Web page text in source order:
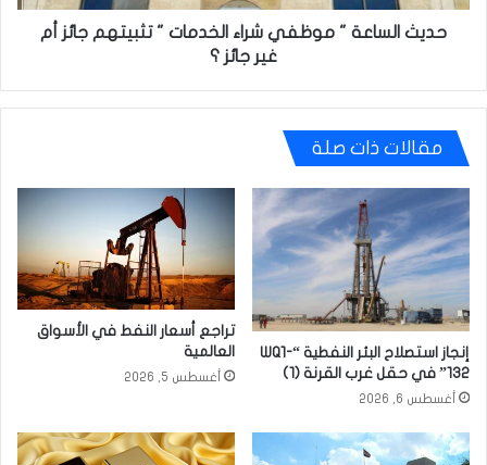
جائز
حديث الساعة " موظفي شراء الخدمات " تثبيتهم جائز أم
غير جائز ؟
مقالات ذات صلة
إنجاز استصلاح البئر النفطية “WQ1-
132” في حقل غرب القرنة (1)
أغسطس 6, 2026
تراجع أسعار النفط في الأسواق
العالمية
أغسطس 5, 2026